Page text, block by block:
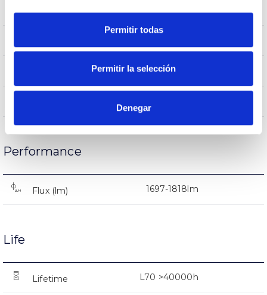
Permitir todas
Permitir la selección
Denegar
IP Tightness index
Performance
Flux (lm) 1697-1818lm
Life
Lifetime L70 >40000h